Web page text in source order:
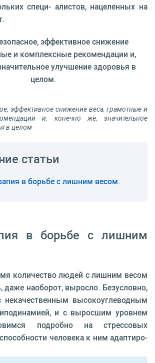
специ- алистов, нацеленных на
эффективное сни­жение
и комплексные рекомендации и,
улучшение здоровья в
целом.
эффективное сни­жение веса, грамот­ные и
и, конечно же, значи­тельное
в целом
статьи
в борьбе с лишним весом.
в борьбе с лишним
количество людей с лишним весом
даже наоборот, выросло. Безусловно,
нека­чественным высокоуглеводным
и с выросшим уровнем
подробно на стрес­совых
человека к ним адаптиро­